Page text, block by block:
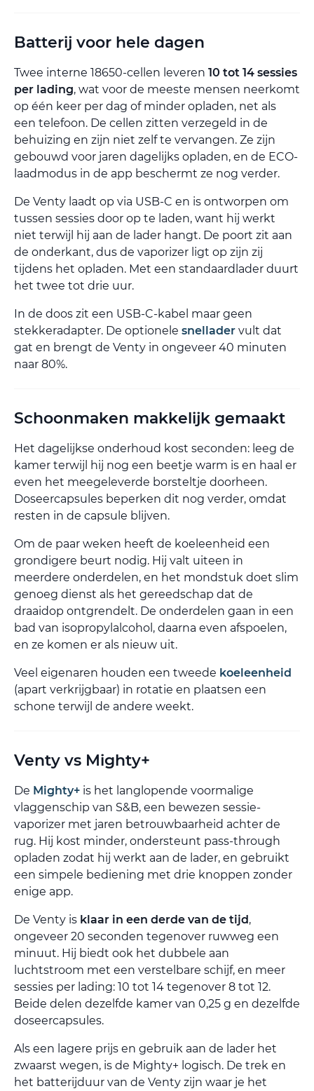
Batterij voor hele dagen
Twee interne 18650-cellen leveren 10 tot 14 sessies
per lading, wat voor de meeste mensen neerkomt
op één keer per dag of minder opladen, net als
een telefoon. De cellen zitten verzegeld in de
behuizing en zijn niet zelf te vervangen. Ze zijn
gebouwd voor jaren dagelijks opladen, en de ECO-
laadmodus in de app beschermt ze nog verder.
De Venty laadt op via USB-C en is ontworpen om
tussen sessies door op te laden, want hij werkt
niet terwijl hij aan de lader hangt. De poort zit aan
de onderkant, dus de vaporizer ligt op zijn zij
tijdens het opladen. Met een standaardlader duurt
het twee tot drie uur.
In de doos zit een USB-C-kabel maar geen
stekkeradapter. De optionele snellader vult dat
gat en brengt de Venty in ongeveer 40 minuten
naar 80%.
Schoonmaken makkelijk gemaakt
Het dagelijkse onderhoud kost seconden: leeg de
kamer terwijl hij nog een beetje warm is en haal er
even het meegeleverde borsteltje doorheen.
Doseercapsules beperken dit nog verder, omdat
resten in de capsule blijven.
Om de paar weken heeft de koeleenheid een
grondigere beurt nodig. Hij valt uiteen in
meerdere onderdelen, en het mondstuk doet slim
genoeg dienst als het gereedschap dat de
draaidop ontgrendelt. De onderdelen gaan in een
bad van isopropylalcohol, daarna even afspoelen,
en ze komen er als nieuw uit.
Veel eigenaren houden een tweede koeleenheid
(apart verkrijgbaar) in rotatie en plaatsen een
schone terwijl de andere weekt.
Venty vs Mighty+
De Mighty+ is het langlopende voormalige
vlaggenschip van S&B, een bewezen sessie-
vaporizer met jaren betrouwbaarheid achter de
rug. Hij kost minder, ondersteunt pass-through
opladen zodat hij werkt aan de lader, en gebruikt
een simpele bediening met drie knoppen zonder
enige app.
De Venty is klaar in een derde van de tijd,
ongeveer 20 seconden tegenover ruwweg een
minuut. Hij biedt ook het dubbele aan
luchtstroom met een verstelbare schijf, en meer
sessies per lading: 10 tot 14 tegenover 8 tot 12.
Beide delen dezelfde kamer van 0,25 g en dezelfde
doseercapsules.
Als een lagere prijs en gebruik aan de lader het
zwaarst wegen, is de Mighty+ logisch. De trek en
het batterijduur van de Venty zijn waar je het